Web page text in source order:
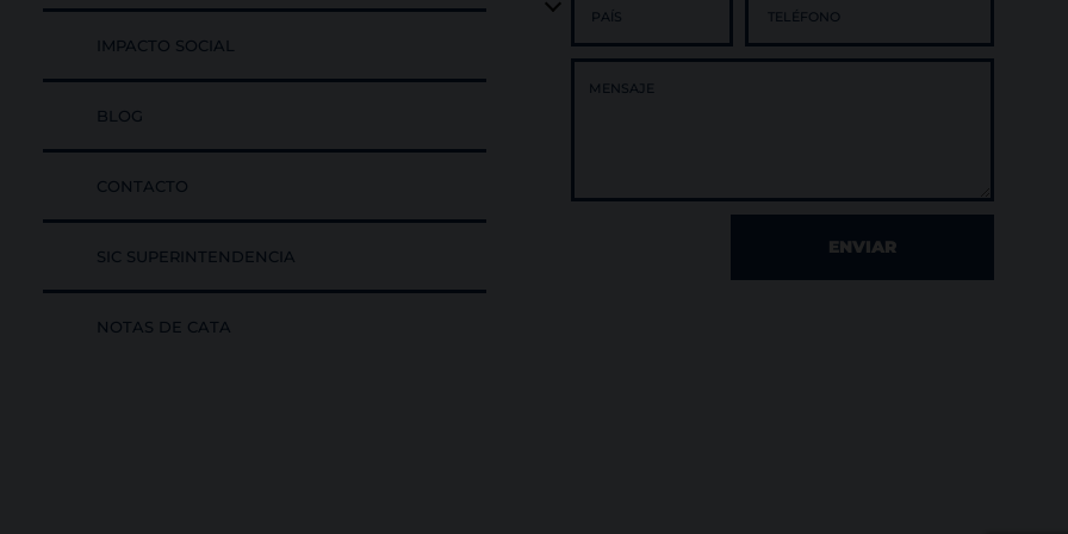
IMPACTO SOCIAL
BLOG
CONTACTO
SIC SUPERINTENDENCIA
NOTAS DE CATA
ENVIAR